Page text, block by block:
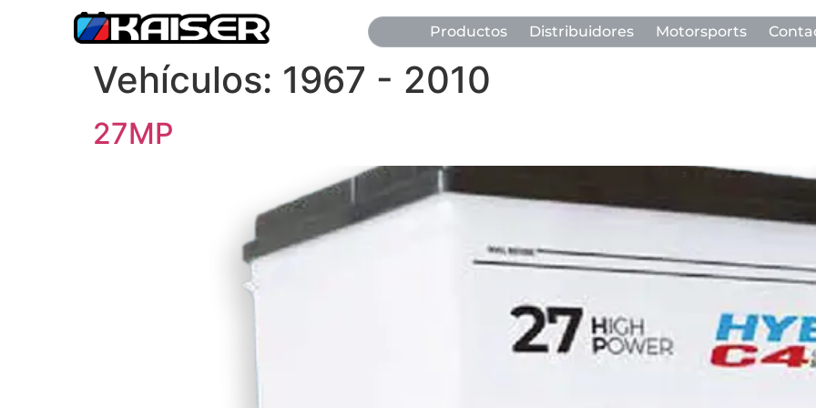
Productos Distribuidores Motorsports
Vehículos: 1967 - 2010
27MP